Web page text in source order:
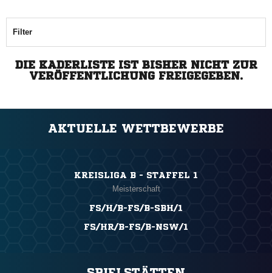
Filter
DIE KADERLISTE IST BISHER NICHT ZUR
VERÖFFENTLICHUNG FREIGEGEBEN.
AKTUELLE WETTBEWERBE
KREISLIGA B - STAFFEL 1
Meisterschaft
FS/H/B-FS/B-SBH/1
FS/HR/B-FS/B-NSW/1